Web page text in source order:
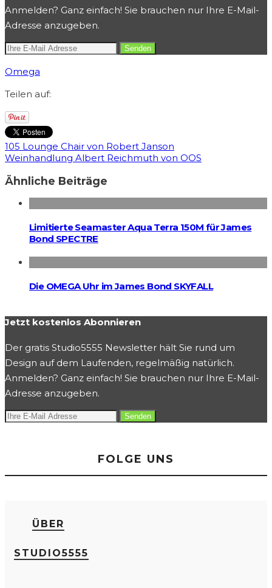
Anmelden? Ganz einfach! Sie brauchen nur Ihre E-Mail-
Adresse anzugeben.
Omega
Teilen auf:
105 Lounge Chair von Robert Janson
Weinhandlung Albert Reichmuth von OOS
Ähnliche Beiträge
Limitierte Seamaster Aqua Terra 150M für James
Bond SPECTRE
Die OMEGA Uhr im James Bond SKYFALL
Jetzt kostenlos Abonnieren
Der gratis Studio5555 Newsletter hält Sie rund um
Design auf dem Laufenden, regelmäßig natürlich.
Anmelden? Ganz einfach! Sie brauchen nur Ihre E-Mail-
Adresse anzugeben.
FOLGE UNS
ÜBER
STUDIO5555